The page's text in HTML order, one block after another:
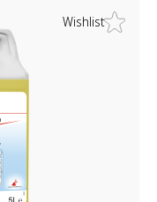
Wishlist